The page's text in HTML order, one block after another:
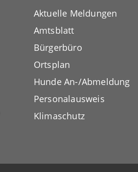
Aktuelle Meldungen
Amtsblatt
Bürgerbüro
Ortsplan
Hunde An-/Abmeldung
Personalausweis
Klimaschutz